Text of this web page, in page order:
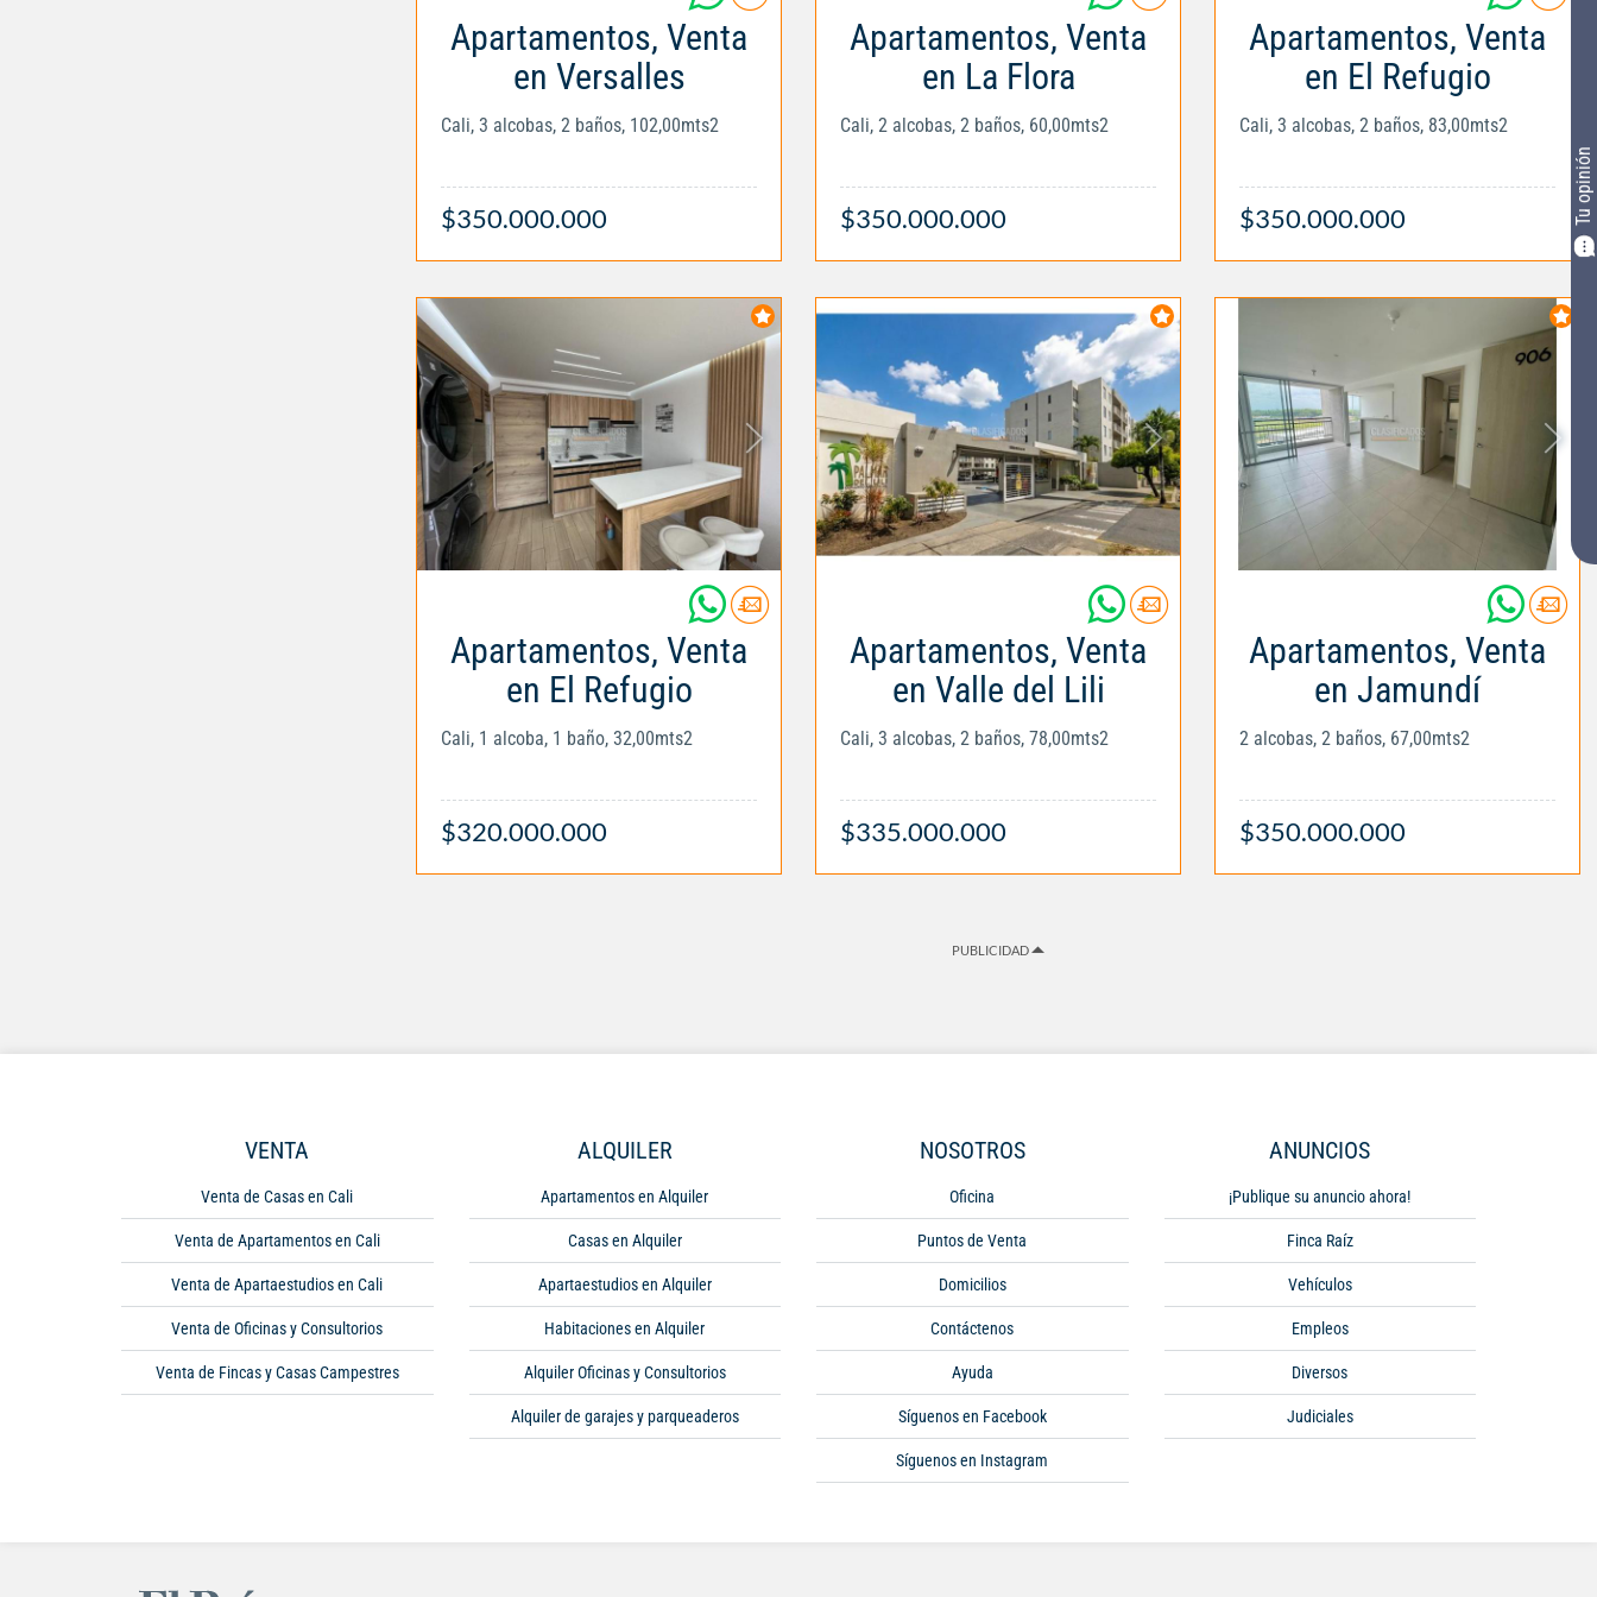
Tu opinión
Apartamentos, Venta
en Versalles
Cali, 3 alcobas, 2 baños, 102,00mts2
$350.000.000
Apartamentos, Venta
en La Flora
Cali, 2 alcobas, 2 baños, 60,00mts2
$350.000.000
Apartamentos, Venta
en El Refugio
Cali, 3 alcobas, 2 baños, 83,00mts2
$350.000.000
Apartamentos, Venta
en El Refugio
Cali, 1 alcoba, 1 baño, 32,00mts2
$320.000.000
Apartamentos, Venta
en Valle del Lili
Cali, 3 alcobas, 2 baños, 78,00mts2
$335.000.000
Apartamentos, Venta
en Jamundí
2 alcobas, 2 baños, 67,00mts2
$350.000.000
PUBLICIDAD
VENTA
Venta de Casas en Cali
Venta de Apartamentos en Cali
Venta de Apartaestudios en Cali
Venta de Oficinas y Consultorios
Venta de Fincas y Casas Campestres
ALQUILER
Apartamentos en Alquiler
Casas en Alquiler
Apartaestudios en Alquiler
Habitaciones en Alquiler
Alquiler Oficinas y Consultorios
Alquiler de garajes y parqueaderos
NOSOTROS
Oficina
Puntos de Venta
Domicilios
Contáctenos
Ayuda
Síguenos en Facebook
Síguenos en Instagram
ANUNCIOS
¡Publique su anuncio ahora!
Finca Raíz
Vehículos
Empleos
Diversos
Judiciales